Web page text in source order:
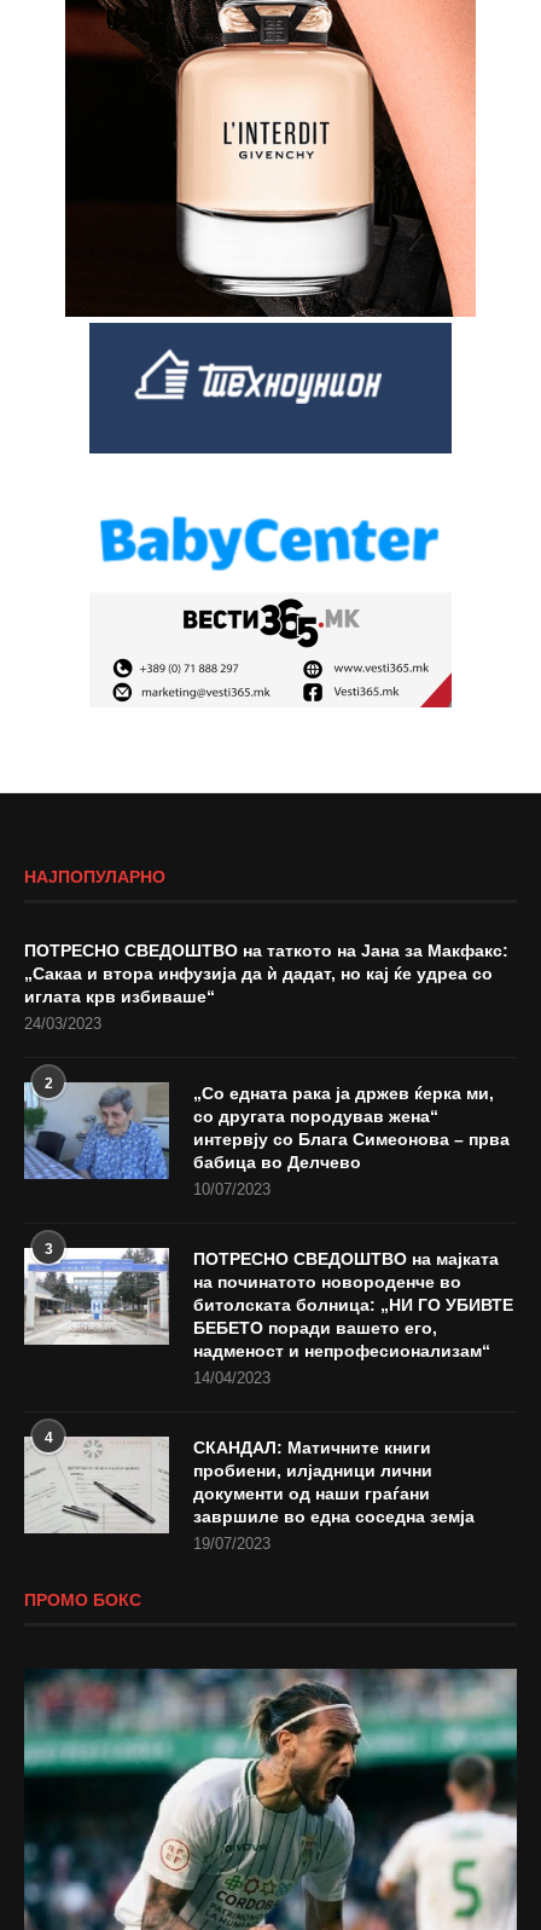
НАЈПОПУЛАРНО
ПОТРЕСНО СВЕДОШТВО на таткото на Јана за Макфакс:
„Сакаа и втора инфузија да ѝ дадат, но кај ќе удреа со
иглата крв избиваше“
24/03/2023
2
„Со едната рака ја држев ќерка ми,
со другата породував жена“
интервју со Блага Симеонова – прва
бабица во Делчево
10/07/2023
3
ПОТРЕСНО СВЕДОШТВО на мајката
на починатото новороденче во
битолската болница: „НИ ГО УБИВТЕ
БЕБЕТО поради вашето его,
надменост и непрофесионализам“
14/04/2023
4
СКАНДАЛ: Матичните книги
пробиени, илјадници лични
документи од наши граѓани
завршиле во една соседна земја
19/07/2023
ПРОМО БОКС